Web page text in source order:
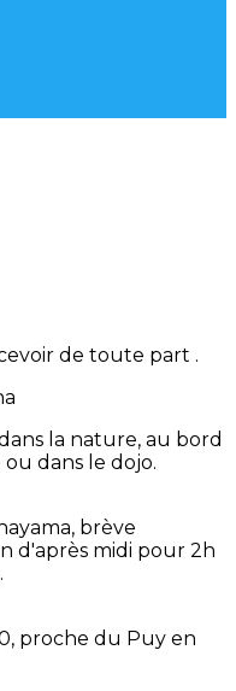
de toute part .
la nature, au bord
ou dans le dojo.
brève
d'après midi pour 2h
proche du Puy en